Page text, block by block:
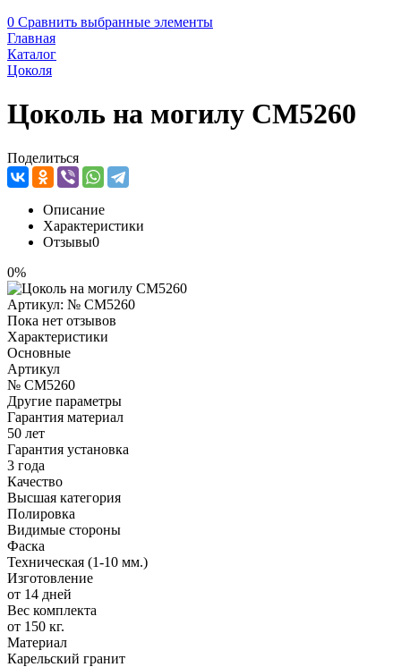
0 Сравнить выбранные элементы
Главная
Каталог
Цоколя
Цоколь на могилу CM5260
Поделиться
Описание
Характеристики
Отзывы0
0%
Артикул: № CM5260
Пока нет отзывов
Характеристики
Основные
Артикул
№ CM5260
Другие параметры
Гарантия материал
50 лет
Гарантия установка
3 года
Качество
Высшая категория
Полировка
Видимые стороны
Фаска
Техническая (1-10 мм.)
Изготовление
от 14 дней
Вес комплекта
от 150 кг.
Материал
Карельский гранит